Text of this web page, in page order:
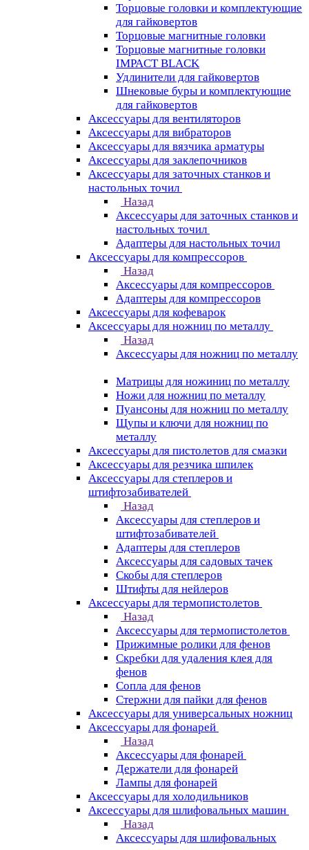
Торцовые головки и комплектующие
для гайковертов
Торцовые магнитные головки
Торцовые магнитные головки
IMPACT BLACK
Удлинители для гайковертов
Шнековые буры и комплектующие
для гайковертов
Аксессуары для вентиляторов
Аксессуары для вибраторов
Аксессуары для вязчика арматуры
Аксессуары для заклепочников
Аксессуары для заточных станков и
настольных точил
Назад
Аксессуары для заточных станков и
настольных точил
Адаптеры для настольных точил
Аксессуары для компрессоров
Назад
Аксессуары для компрессоров
Адаптеры для компрессоров
Аксессуары для кофеварок
Аксессуары для ножниц по металлу
Назад
Аксессуары для ножниц по металлу
Матрицы для ножиниц по металлу
Ножи для ножниц по металлу
Пуансоны для ножниц по металлу
Щупы и ключи для ножниц по
металлу
Аксессуары для пистолетов для смазки
Аксессуары для резчика шпилек
Аксессуары для степлеров и
штифтозабивателей
Назад
Аксессуары для степлеров и
штифтозабивателей
Адаптеры для степлеров
Аксессуары для садовых тачек
Скобы для степлеров
Штифты для нейлеров
Аксессуары для термопистолетов
Назад
Аксессуары для термопистолетов
Прижимные ролики для фенов
Скребки для удаления клея для
фенов
Сопла для фенов
Стержни для пайки для фенов
Аксессуары для универсальных ножниц
Аксессуары для фонарей
Назад
Аксессуары для фонарей
Держатели для фонарей
Лампы для фонарей
Аксессуары для холодильников
Аксессуары для шлифовальных машин
Назад
Аксессуары для шлифовальных